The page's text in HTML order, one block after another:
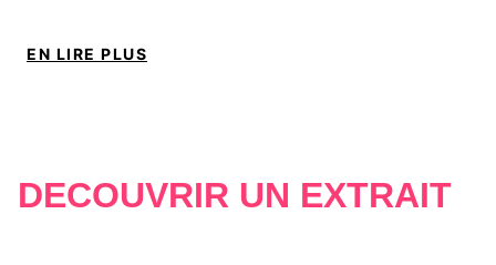
EN LIRE PLUS
DÉCOUVRIR UN EXTRAIT